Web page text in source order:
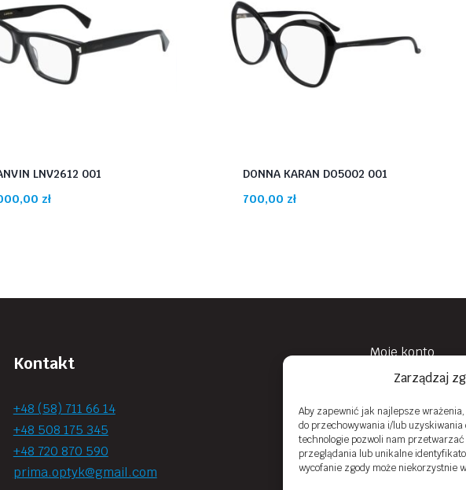
Zarządzaj
Aby zapewnić jak najlepsze
do przechowywania i/lub
technologie pozwoli nam
przeglądania lub unikalne
wycofanie zgody może niekorzystnie
LNV2612 001
zł
DONNA KARAN DO5002 001
700,00 zł
Kontakt
+48 (58) 711 66 14
+48 508 175 345
+48 720 870 590
prima.optyk@gmail.com
Moje konto
Obowiązek
Polityka
Zwroty i
Regulamin